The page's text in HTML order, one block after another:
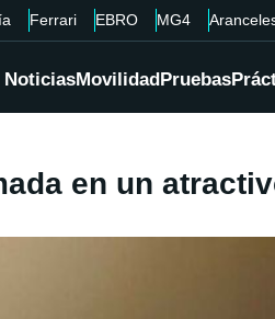
Ferrari EBRO MG4
NoticiasMovilidadPruebas
en un